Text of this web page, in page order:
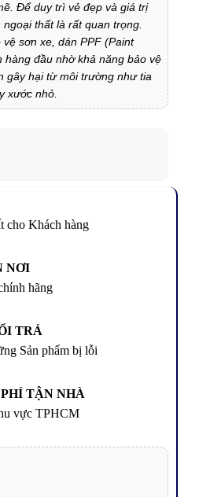
Để duy trì vẻ đẹp và giá trị
thất là rất quan trọng.
sơn xe, dán PPF (Paint
hàng đầu nhờ khả năng bảo vệ
gây hại từ môi trường như tia
xước nhỏ.
cho Khách hàng
NƠI
hãng
TRẢ
Sản phẩm bị lỗi
TẬN NHÀ
vực TPHCM